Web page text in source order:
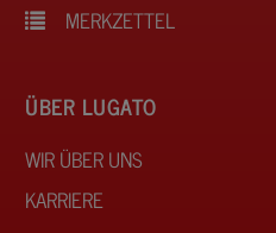
MERKZETTEL
ÜBER LUGATO
WIR ÜBER UNS
KARRIERE